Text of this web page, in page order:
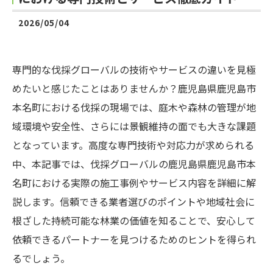
2026/05/04
専門的な伐採グローバルの技術やサービスの違いを見極
めたいと感じたことはありませんか？鹿児島県鹿児島市
本名町における伐採の現場では、庭木や森林の管理が地
域環境や安全性、さらには景観維持の面でも大きな課題
となっています。高度な専門技術や対応力が求められる
中、本記事では、伐採グローバルの鹿児島県鹿児島市本
名町における実際の施工事例やサービス内容を詳細に解
説します。信頼できる業者選びのポイントや地域社会に
根ざした持続可能な林業の価値を知ることで、安心して
依頼できるパートナーを見つけるためのヒントを得られ
るでしょう。